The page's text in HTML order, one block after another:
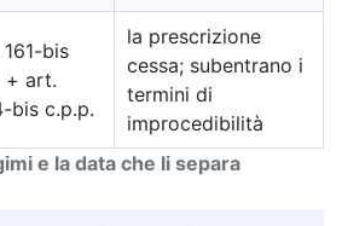
e la data che li separa
bis
+ art.
bis c.p.p.
la prescrizione
cessa; subentrano i
termini di
improcedibilità